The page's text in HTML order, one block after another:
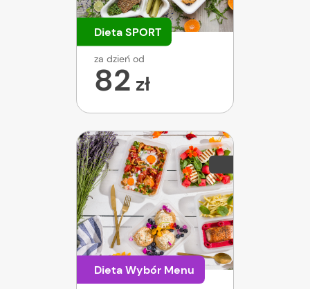
Dieta SPORT
za dzień od
82 zł
Dieta Wybór Menu